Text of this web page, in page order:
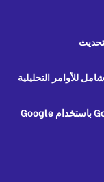
تجاوز القيود في بيانات Google Search Console باستخدام Google